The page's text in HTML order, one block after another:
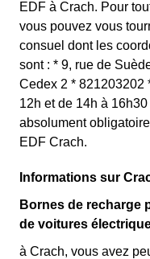
EDF à Crach. Pour
vous pouvez vous
consuel dont les
sont : * 9, rue de
Cedex 2 * 821203202
12h et de 14h à
absolument
EDF Crach.
Informations sur
Bornes de recharge
de voitures
à Crach, vous avez